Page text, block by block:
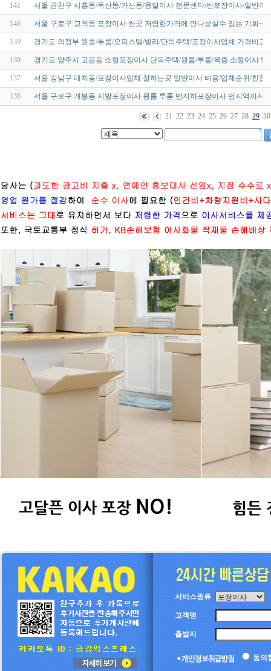
141 서울 금천구 시흥동/독산동/가산동/용달이사 전문센타/반포장이사/일반이
140 서울 구로구 고척동 포장이사 싼곳 저렴한가격에 만나보실수 있는 기회~!
139 경기도 의정부 원룸/투룸/오피스텔/빌라/단독주택/포장이사업체 가격비
138 경기도 양주시 고읍동 소형포장이사 단독주택/원룸/투룸/복층 소형이사
137 서울 강남구 대치동/포장이사업체 잘하는곳 일반이사 비용/업체순위/친
136 서울 구로구 개봉동 지방포장이사 원룸 투룸 반지하포장이사 먼지역까지
21 22 23 24 25 26 27 28 29 30
서비스종류
고객명
출발지
동의